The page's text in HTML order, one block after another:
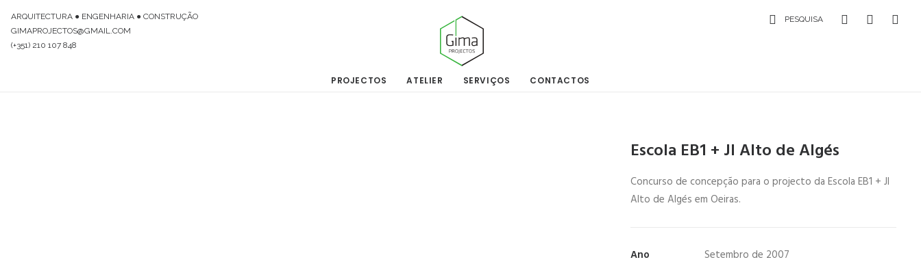
ARQUITECTURA ● ENGENHARIA ● CONSTRUÇÃO
GIMAPROJECTOS@GMAIL.COM
(+351) 210 107 848
PESQUISA
PROJECTOS ATELIER SERVIÇOS CONTACTOS
Escola EB1 + JI Alto de Algés
Concurso de concepção para o projecto da Escola EB1 + JI
Alto de Algés em Oeiras.
Ano
Setembro de 2007